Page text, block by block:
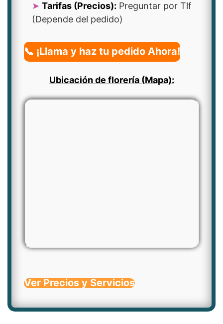
Tarifas (Precios): Preguntar por Tlf
(Depende del pedido)
📞 ¡Llama y haz tu pedido Ahora!
Ubicación de florería (Mapa):
Ver Precios y Servicios